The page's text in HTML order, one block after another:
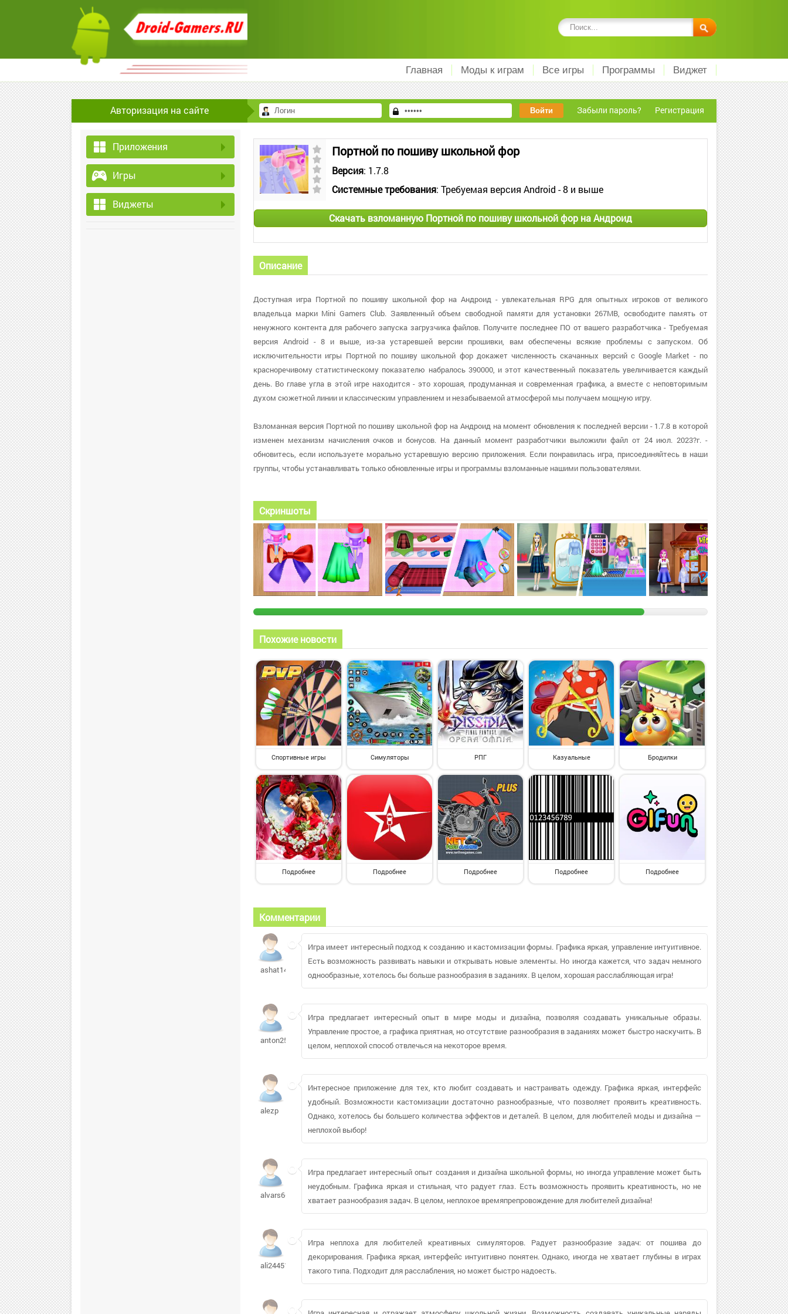
Главная Моды к играм Все игры Программы Виджет
Авторизация на сайте Забыли пароль? Регистрация
Приложения
Игры
Виджеты
Портной по пошиву школьной фор
Версия: 1.7.8
Системные требования: Требуемая версия Android - 8 и выше
Скачать взломанную Портной по пошиву школьной фор на Андроид
Описание
Доступная игра Портной по пошиву школьной фор на Андроид - увлекательная RPG для опытных игроков от великого
владельца марки Mini Gamers Club. Заявленный объем свободной памяти для установки 267MB, освободите память от
ненужного контента для рабочего запуска загрузчика файлов. Получите последнее ПО от вашего разработчика - Требуемая
версия Android - 8 и выше, из-за устаревшей версии прошивки, вам обеспечены всякие проблемы с запуском. Об
исключительности игры Портной по пошиву школьной фор докажет численность скачанных версий с Google Market - по
красноречивому статистическому показателю набралось 390000, и этот качественный показатель увеличивается каждый
день. Во главе угла в этой игре находится - это хорошая, продуманная и современная графика, а вместе с неповторимым
духом сюжетной линии и классическим управлением и незабываемой атмосферой мы получаем мощную игру.
Взломанная версия Портной по пошиву школьной фор на Андроид на момент обновления к последней версии - 1.7.8 в которой
изменен механизм начисления очков и бонусов. На данный момент разработчики выложили файл от 24 июл. 2023?г. -
обновитесь, если используете морально устаревшую версию приложения. Если понравилась игра, присоединяйтесь в наши
группы, чтобы устанавливать только обновленные игры и программы взломанные нашими пользователями.
Скриншоты
Похожие новости
Спортивные игры Симуляторы РПГ Казуальные Бродилки
Подробнее Подробнее Подробнее Подробнее Подробнее
Комментарии
ashat1476
Игра имеет интересный подход к созданию и кастомизации формы. Графика яркая, управление интуитивное.
Есть возможность развивать навыки и открывать новые элементы. Но иногда кажется, что задач немного
однообразные, хотелось бы больше разнообразия в заданиях. В целом, хорошая расслабляющая игра!
anton25755300
Игра предлагает интересный опыт в мире моды и дизайна, позволяя создавать уникальные образы.
Управление простое, а графика приятная, но отсутствие разнообразия в заданиях может быстро наскучить. В
целом, неплохой способ отвлечься на некоторое время.
alezp
Интересное приложение для тех, кто любит создавать и настраивать одежду. Графика яркая, интерфейс
удобный. Возможности кастомизации достаточно разнообразные, что позволяет проявить креативность.
Однако, хотелось бы большего количества эффектов и деталей. В целом, для любителей моды и дизайна —
неплохой выбор!
alvars66610
Игра предлагает интересный опыт создания и дизайна школьной формы, но иногда управление может быть
неудобным. Графика яркая и стильная, что радует глаз. Есть возможность проявить креативность, но не
хватает разнообразия задач. В целом, неплохое времяпрепровождение для любителей дизайна!
ali2445192
Игра неплоха для любителей креативных симуляторов. Радует разнообразие задач: от пошива до
декорирования. Графика яркая, интерфейс интуитивно понятен. Однако, иногда не хватает глубины в играх
такого типа. Подходит для расслабления, но может быстро надоесть.